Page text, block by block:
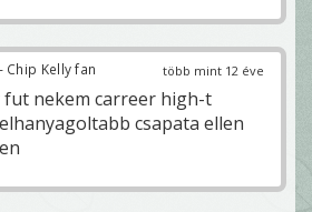
több mint 12 éve
Kelly fan
nekem carreer high-t
csapata ellen